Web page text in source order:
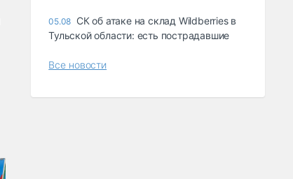
05.08 СК об атаке на склад Wildberries в
Тульской области: есть пострадавшие
Все новости